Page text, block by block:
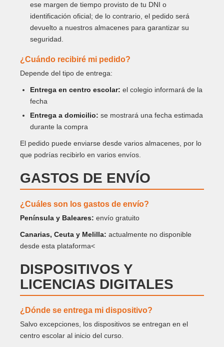
ese margen de tiempo provisto de tu DNI o
identificación oficial; de lo contrario, el pedido será
devuelto a nuestros almacenes para garantizar su
seguridad.
¿Cuándo recibiré mi pedido?
Depende del tipo de entrega:
Entrega en centro escolar: el colegio informará de la
fecha
Entrega a domicilio: se mostrará una fecha estimada
durante la compra
El pedido puede enviarse desde varios almacenes, por lo
que podrías recibirlo en varios envíos.
GASTOS DE ENVÍO
¿Cuáles son los gastos de envío?
Península y Baleares: envío gratuito
Canarias, Ceuta y Melilla: actualmente no disponible
desde esta plataforma<
DISPOSITIVOS Y
LICENCIAS DIGITALES
¿Dónde se entrega mi dispositivo?
Salvo excepciones, los dispositivos se entregan en el
centro escolar al inicio del curso.